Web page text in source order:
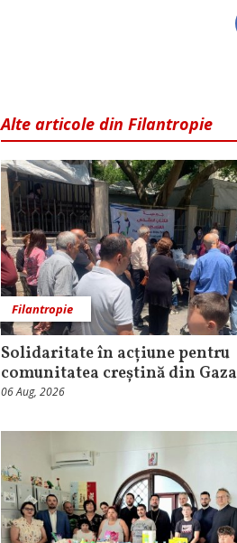
Alte articole din Filantropie
Filantropie
Solidaritate în acțiune pentru
comunitatea creștină din Gaza
06 Aug, 2026